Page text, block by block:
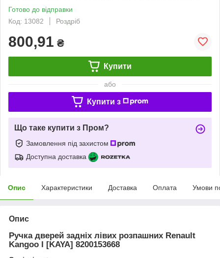
Готово до відправки
Код: 13082
Роздріб
800,91 ₴
Купити
або
Купити з
Що таке купити з Пром?
Замовлення під захистом
Доступна доставка
Опис Характеристики Доставка Оплата Умови
Опис
Ручка дверей задніх лівих розпашних Renault
Kangoo I [KAYA] 8200153668